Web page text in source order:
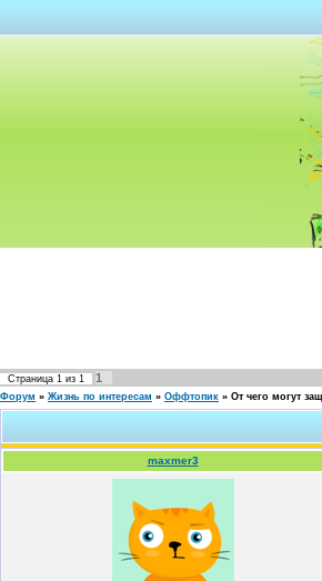
Страница 1 из 1 1
Форум » Жизнь по интересам » Оффтопик » От чего могут
maxmer3